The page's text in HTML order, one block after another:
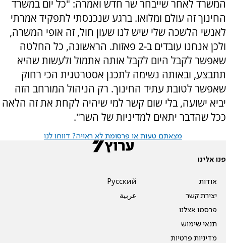
המשרד לאחר שייבחר שר חדש ואמרה: "כל יום במשרד
החינוך זה עולם ומלואו. ברגע שנכנסתי לתפקיד אמרתי
לאנשי הלשכה שלי שיש לנו שעון חול, זה אופי המשרה,
ולכן אנחנו עובדים ב-2 פאזות. הראשונה, כל החלטה
שאפשר לקבל היום לקבל אותה אתמול ולעשות שהיא
תתבצע, ובאותה נשימה לתכנן אסטרטגית הכי רחוק
שאפשר לטובת עתיד החינוך. רק הניהול המורחב הזה
יביא ישועה, בלי שום קשר למי שיהיה לקחת את זה הלאה
ככל שהדבר יתאים למדיניות של השר".
מצאתם טעות או פרסומת לא ראויה? דווחו לנו
פנו אלינו
אודות
יצירת קשר
פרסמו אצלנו
תנאי שימוש
מדיניות פרטיות
Pусский
عربية